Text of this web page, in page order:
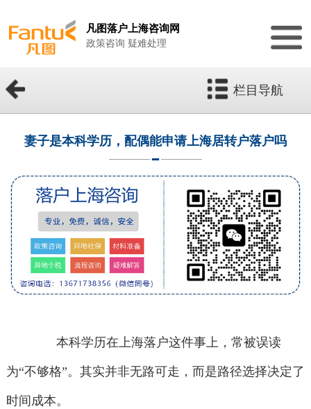
凡图落户上海咨询网
政策咨询 疑难处理
栏目导航
妻子是本科学历，配偶能申请上海居转户落户吗
本科学历在上海落户这件事上，常被误读
为“不够格”。其实并非无路可走，而是路径选择决定了
时间成本。